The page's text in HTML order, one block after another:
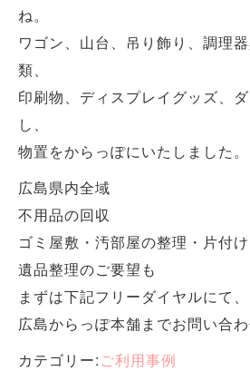
ね。
ワゴン、山台、吊り飾り、調理
類、
印刷物、ディスプレイグッズ、
し、
物置をからっぽにいたしました。
広島県内全域
不用品の回収
ゴミ屋敷・汚部屋の整理・片付け
遺品整理のご要望も
まずは下記フリーダイヤルにて、
広島からっぽ本舗までお問い合
カテゴリー:ご利用事例